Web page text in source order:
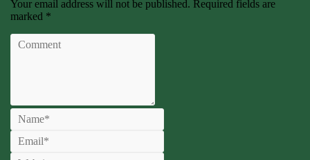
Your email address will not be published. Required fields are
marked *